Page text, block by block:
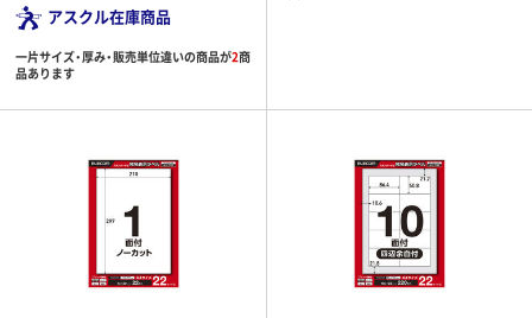
アスクル在庫商品
一片サイズ・厚み・販売単位違いの商品が2商
品あります